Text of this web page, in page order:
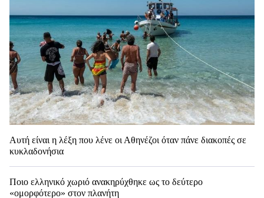
Αυτή είναι η λέξη που λένε οι Αθηνέζοι όταν πάνε διακοπές σε
κυκλαδονήσια
Ποιο ελληνικό χωριό ανακηρύχθηκε ως το δεύτερο
«ομορφότερο» στον πλανήτη